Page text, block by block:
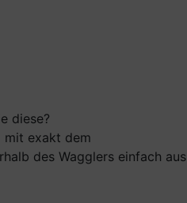
diese?
mit exakt dem
des Wagglers einfach aus